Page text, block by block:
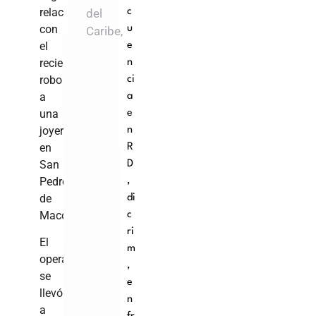
relacionada
con
el
reciente
robo
a
una
joyería
en
San
Pedro
de
Macorís.
El
operativo
se
llevó
a
del
Caribe,
c
u
e
n
ci
a
e
n
R
D
,
di
c
ri
m
,
e
n